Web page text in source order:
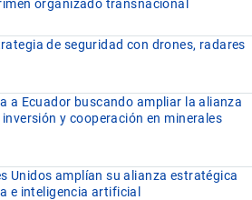
organizado transnacional
de seguridad con drones, radares
a Ecuador buscando ampliar la alianza
y cooperación en minerales
Unidos amplían su alianza estratégica
e inteligencia artificial